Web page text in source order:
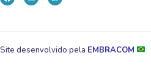
Site desenvolvido pela EMBRACOM